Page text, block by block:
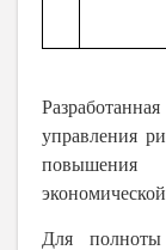
управления
Для полноты